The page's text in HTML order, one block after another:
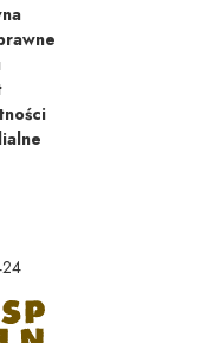
Uwaga, link zostanie